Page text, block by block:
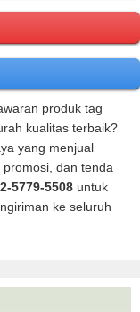
produk tag
kualitas terbaik?
yang menjual
dan tenda
5779-5508 untuk
ke seluruh